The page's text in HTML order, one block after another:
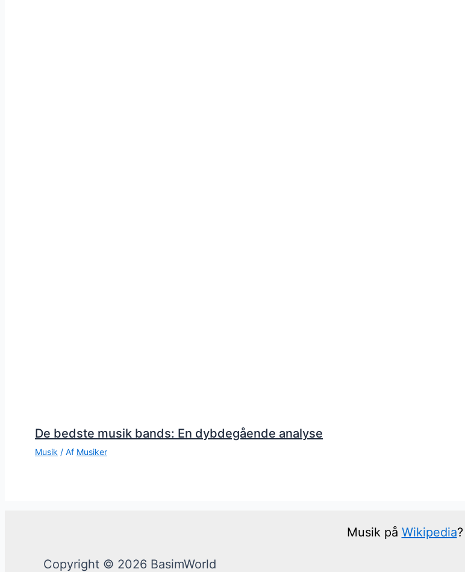
De bedste musik bands: En dybdegående analyse
Musik / Af Musiker
Musik på Wikipedia?
Copyright © 2026 BasimWorld